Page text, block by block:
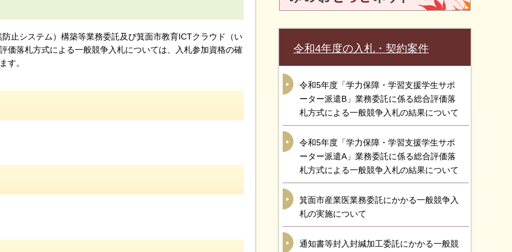
止システム）構築等業務委託及び箕面市教育ICTクラウド（い
価落札方式による一般競争入札については、入札参加資格の確
す。
令和4年度の入札・契約案件
令和5年度「学力保障・学習支援学生サポ
ーター派遣B」業務委託に係る総合評価落
札方式による一般競争入札の結果について
令和5年度「学力保障・学習支援学生サポ
ーター派遣A」業務委託に係る総合評価落
札方式による一般競争入札の結果について
箕面市産業医業務委託にかかる一般競争入
札の実施について
通知書等封入封緘加工委託にかかる一般競